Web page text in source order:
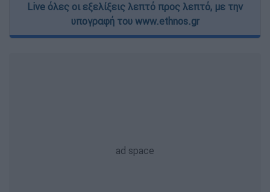
Live όλες οι εξελίξεις λεπτό προς λεπτό, με την
υπογραφή του www.ethnos.gr